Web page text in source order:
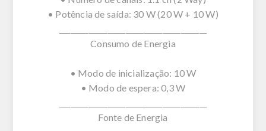
• Potência de saída: 30 W (20 W + 10 W)
Consumo de Energia
• Modo de inicialização: 10 W
• Modo de espera: 0,3 W
Fonte de Energia